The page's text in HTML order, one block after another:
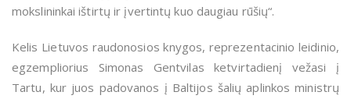
mokslininkai ištirtų ir įvertintų kuo daugiau rūšių“.
Kelis Lietuvos raudonosios knygos, reprezentacinio leidinio,
egzempliorius Simonas Gentvilas ketvirtadienį vežasi į
Tartu, kur juos padovanos į Baltijos šalių aplinkos ministrų